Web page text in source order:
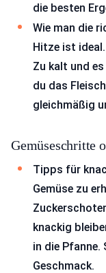
die besten
Wie man die
Hitze ist
Zu kalt und
du das
gleichmäßig
Gemüseschritte
Tipps für
Gemüse zu
knackig
in die Pfanne.
Geschmack.